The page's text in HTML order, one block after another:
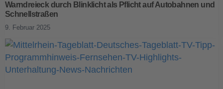
Warndreieck durch Blinklicht als Pflicht auf Autobahnen und
Schnellstraßen
9. Februar 2025